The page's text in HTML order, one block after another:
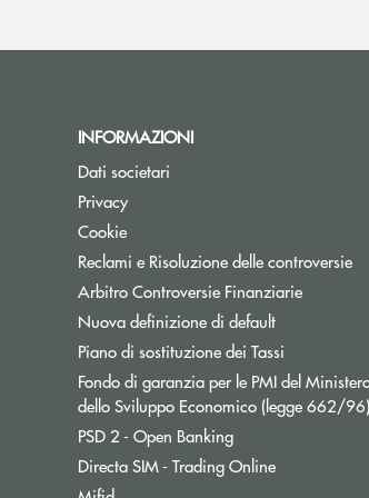
INFORMAZIONI
Dati societari
Privacy
Cookie
Reclami e Risoluzione delle controversie
Arbitro Controversie FinanziarieApre
Nuova definizione di default
Piano di sostituzione dei Tassi Apre una
Fondo di garanzia per le PMI del
dello Sviluppo Economico (legge 662/96)
PSD 2 - Open BankingApre una nuova
Directa SIM - Trading OnlineApre una